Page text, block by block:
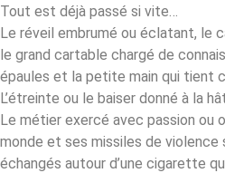
Tout est déjà passé si vite…
Le réveil embrumé ou éclatant, le
le grand cartable chargé de
épaules et la petite main qui tient
L’étreinte ou le baiser donné à la
Le métier exercé avec passion ou
monde et ses missiles de violence
échangés autour d’une cigarette